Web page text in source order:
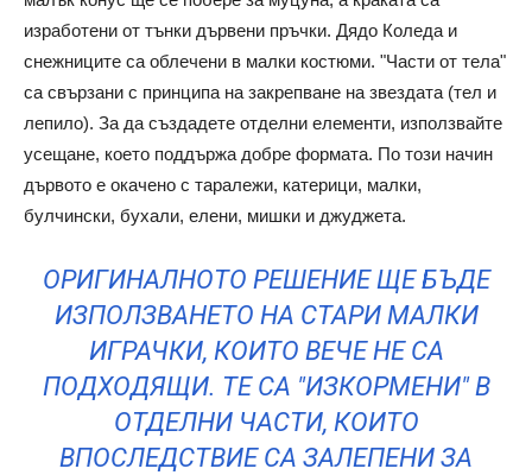
изработени от тънки дървени пръчки. Дядо Коледа и
снежниците са облечени в малки костюми. "Части от тела"
са свързани с принципа на закрепване на звездата (тел и
лепило). За да създадете отделни елементи, използвайте
усещане, което поддържа добре формата. По този начин
дървото е окачено с таралежи, катерици, малки,
булчински, бухали, елени, мишки и джуджета.
ОРИГИНАЛНОТО РЕШЕНИЕ ЩЕ БЪДЕ
ИЗПОЛЗВАНЕТО НА СТАРИ МАЛКИ
ИГРАЧКИ, КОИТО ВЕЧЕ НЕ СА
ПОДХОДЯЩИ. ТЕ СА "ИЗКОРМЕНИ" В
ОТДЕЛНИ ЧАСТИ, КОИТО
ВПОСЛЕДСТВИЕ СА ЗАЛЕПЕНИ ЗА